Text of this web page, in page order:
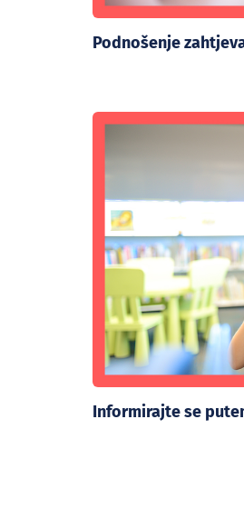
Podnošenje
Informirajte se